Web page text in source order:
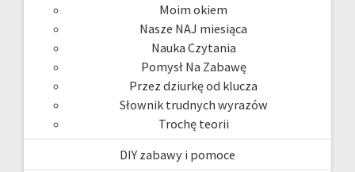
Moim okiem
Nasze NAJ miesiąca
Nauka Czytania
Pomysł Na Zabawę
Przez dziurkę od klucza
Słownik trudnych wyrazów
Trochę teorii
DIY zabawy i pomoce